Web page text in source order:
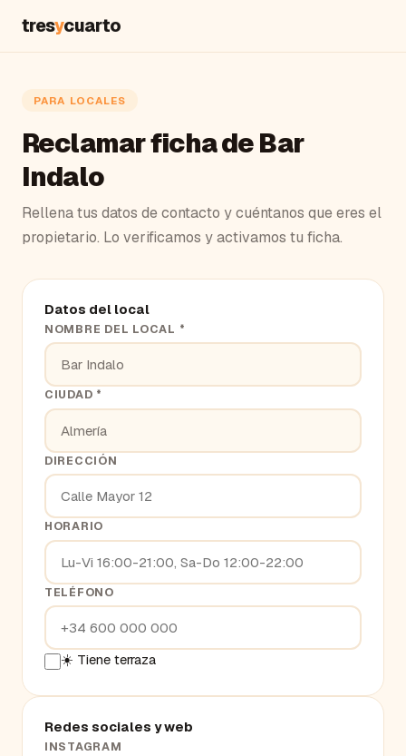
tresycuarto
PARA LOCALES
Reclamar ficha de Bar
Indalo
Rellena tus datos de contacto y cuéntanos que eres el
propietario. Lo verificamos y activamos tu ficha.
Datos del local
NOMBRE DEL LOCAL *
CIUDAD *
DIRECCIÓN
HORARIO
TELÉFONO
☀️ Tiene terraza
Redes sociales y web
INSTAGRAM